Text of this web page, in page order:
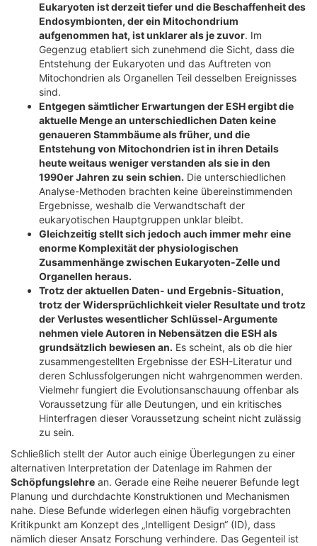
Eukaryoten ist derzeit tiefer und die Beschaffenheit des
Endosymbionten, der ein Mitochondrium
aufgenommen hat, ist unklarer als je zuvor. Im
Gegenzug etabliert sich zunehmend die Sicht, dass die
Entstehung der Eukaryoten und das Auftreten von
Mitochondrien als Organellen Teil desselben Ereignisses
sind.
Entgegen sämtlicher Erwartungen der ESH ergibt die
aktuelle Menge an unterschiedlichen Daten keine
genaueren Stammbäume als früher, und die
Entstehung von Mitochondrien ist in ihren Details
heute weitaus weniger verstanden als sie in den
1990er Jahren zu sein schien. Die unterschiedlichen
Analyse-Methoden brachten keine übereinstimmenden
Ergebnisse, weshalb die Verwandtschaft der
eukaryotischen Hauptgruppen unklar bleibt.
Gleichzeitig stellt sich jedoch auch immer mehr eine
enorme Komplexität der physiologischen
Zusammenhänge zwischen Eukaryoten-Zelle und
Organellen heraus.
Trotz der aktuellen Daten- und Ergebnis-Situation,
trotz der Widersprüchlichkeit vieler Resultate und trotz
der Verlustes wesentlicher Schlüssel-Argumente
nehmen viele Autoren in Nebensätzen die ESH als
grundsätzlich bewiesen an. Es scheint, als ob die hier
zusammengestellten Ergebnisse der ESH-Literatur und
deren Schlussfolgerungen nicht wahrgenommen werden.
Vielmehr fungiert die Evolutionsanschauung offenbar als
Voraussetzung für alle Deutungen, und ein kritisches
Hinterfragen dieser Voraussetzung scheint nicht zulässig
zu sein.
Schließlich stellt der Autor auch einige Überlegungen zu einer
alternativen Interpretation der Datenlage im Rahmen der
Schöpfungslehre an. Gerade eine Reihe neuerer Befunde legt
Planung und durchdachte Konstruktionen und Mechanismen
nahe. Diese Befunde widerlegen einen häufig vorgebrachten
Kritikpunkt am Konzept des „Intelligent Design“ (ID), dass
nämlich dieser Ansatz Forschung verhindere. Das Gegenteil ist